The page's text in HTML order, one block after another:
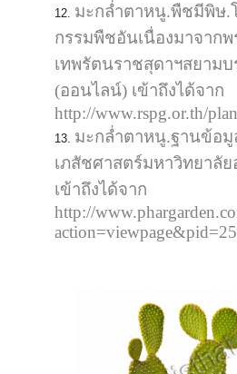
มะกล่ำตาหนู.พืชมีพิษ.
กรรมพืชอันเนื่องมาจากพ
เทพรัตนราชสุดาฯสยาม
(ออนไลน์) เข้าถึงได้จาก
http://www.rspg.or.th/
มะกล่ำตาหนู.ฐานข้อ
เภสัชศาสตร์มหาวิทยาลั
เข้าถึงได้จาก
http://